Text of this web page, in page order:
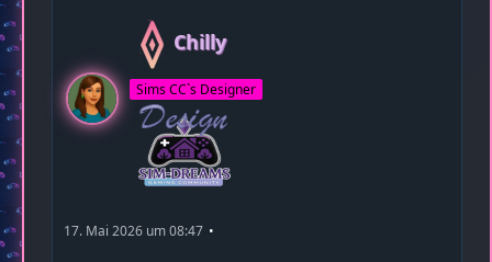
Chilly
Sims CC`s Designer
17. Mai 2026 um 08:47